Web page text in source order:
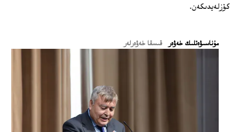
كۆزلەيدىكەن.
ﻣﯘﻧﺎﺳﯩﯟﻩﺗﻠﯩﻚ ﺧﻪﯞﻩﺭ قىسقا خەۋەرلەر